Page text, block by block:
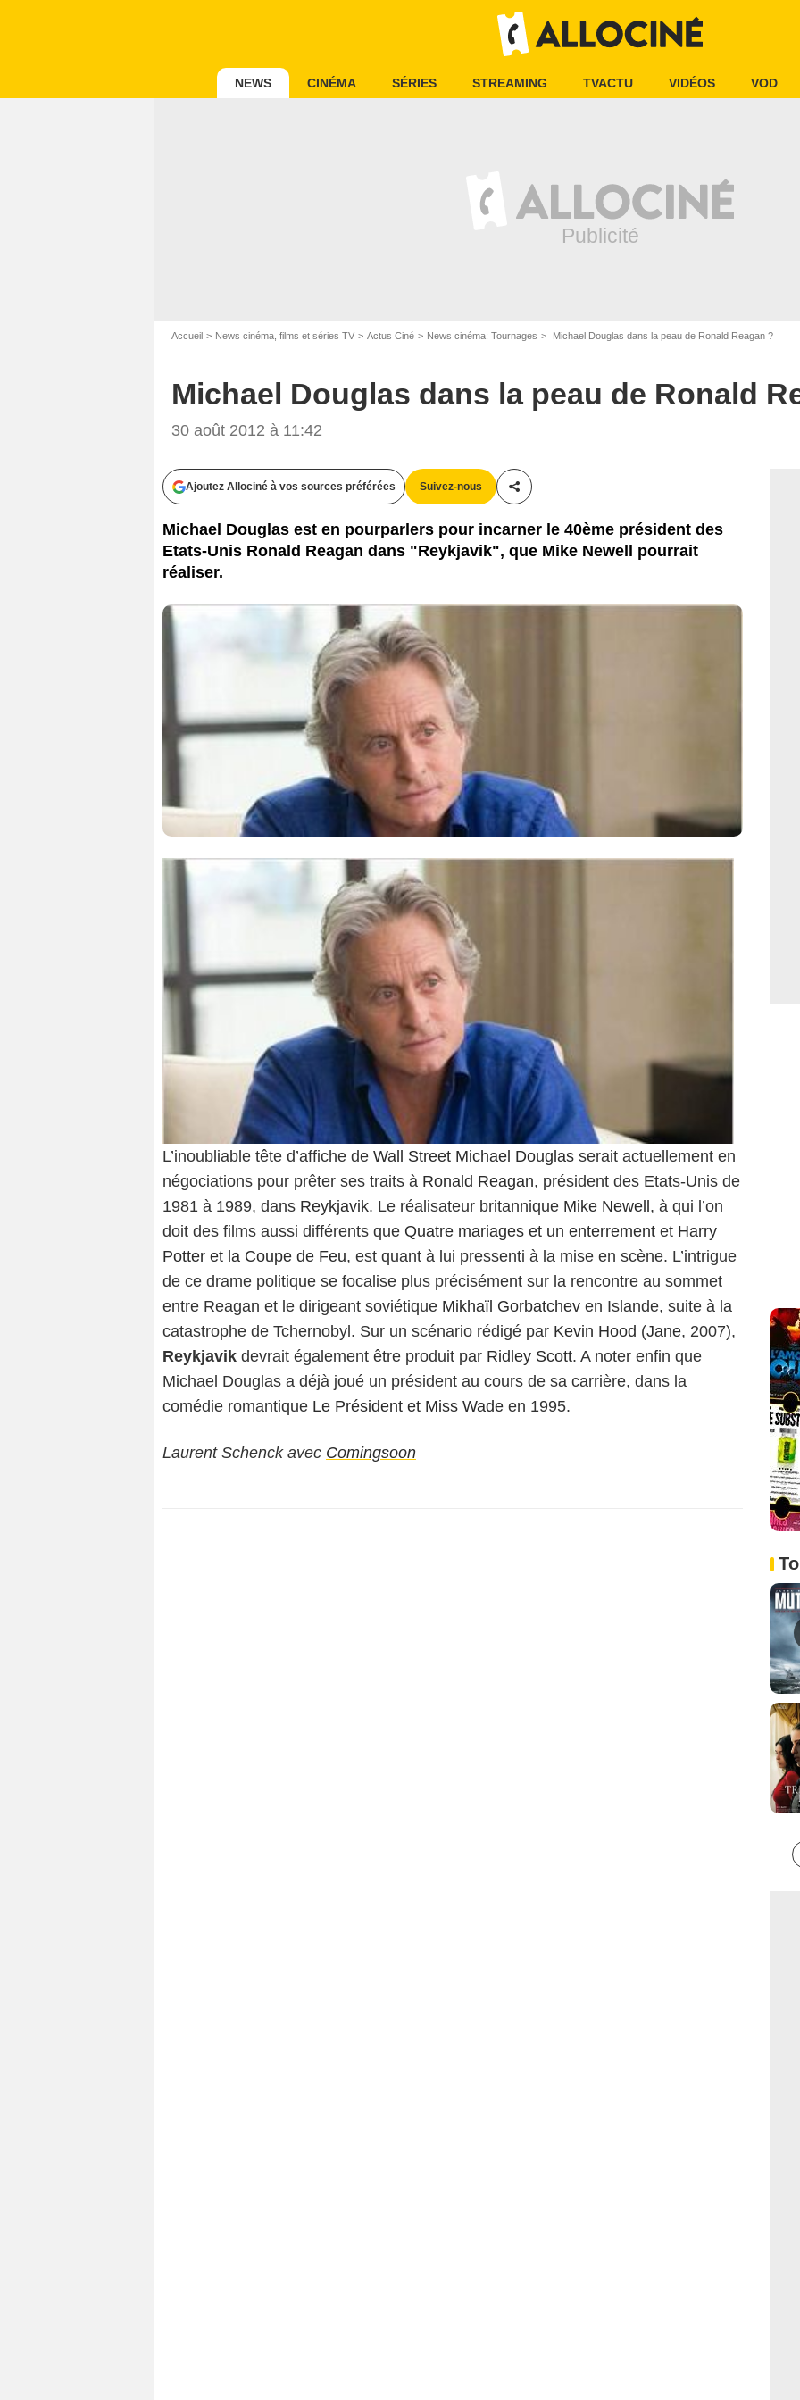
NEWS CINÉMA SÉRIES STREAMING TVACTU VIDÉOS VOD
Accueil News cinéma, films et séries TV Actus Ciné News cinéma: Tournages Michael Douglas dans la peau de Ronald Reagan ?
Michael Douglas dans la peau de Ronald
30 août 2012 à 11:42
Ajoutez Allociné à vos sources préférées Suivez-nous
Partager cet article
Michael Douglas est en pourparlers pour incarner le 40ème président des
Etats-Unis Ronald Reagan dans "Reykjavik", que Mike Newell pourrait
réaliser.
L’inoubliable tête d’affiche de Wall Street Michael Douglas serait actuellement en
négociations pour prêter ses traits à Ronald Reagan, président des Etats-Unis de
1981 à 1989, dans Reykjavik. Le réalisateur britannique Mike Newell, à qui l’on
doit des films aussi différents que Quatre mariages et un enterrement et Harry
Potter et la Coupe de Feu, est quant à lui pressenti à la mise en scène. L’intrigue
de ce drame politique se focalise plus précisément sur la rencontre au sommet
entre Reagan et le dirigeant soviétique Mikhaïl Gorbatchev en Islande, suite à la
catastrophe de Tchernobyl. Sur un scénario rédigé par Kevin Hood (Jane, 2007),
Reykjavik devrait également être produit par Ridley Scott. A noter enfin que
Michael Douglas a déjà joué un président au cours de sa carrière, dans la
comédie romantique Le Président et Miss Wade en 1995.
Laurent Schenck avec Comingsoon